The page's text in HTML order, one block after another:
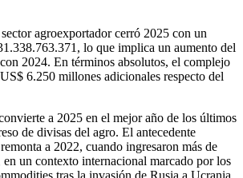
agroexportador cerró 2025 con un
lo que implica un aumento del
2024. En términos absolutos, el complejo
6.250 millones adicionales respecto del
a 2025 en el mejor año de los últimos
de divisas del agro. El antecedente
a 2022, cuando ingresaron más de
un contexto internacional marcado por los
tras la invasión de Rusia a Ucrania